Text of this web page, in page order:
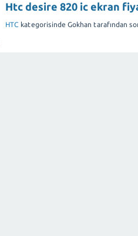
Htc desire 820 ic ekran
HTC kategorisinde Gokhan tarafından